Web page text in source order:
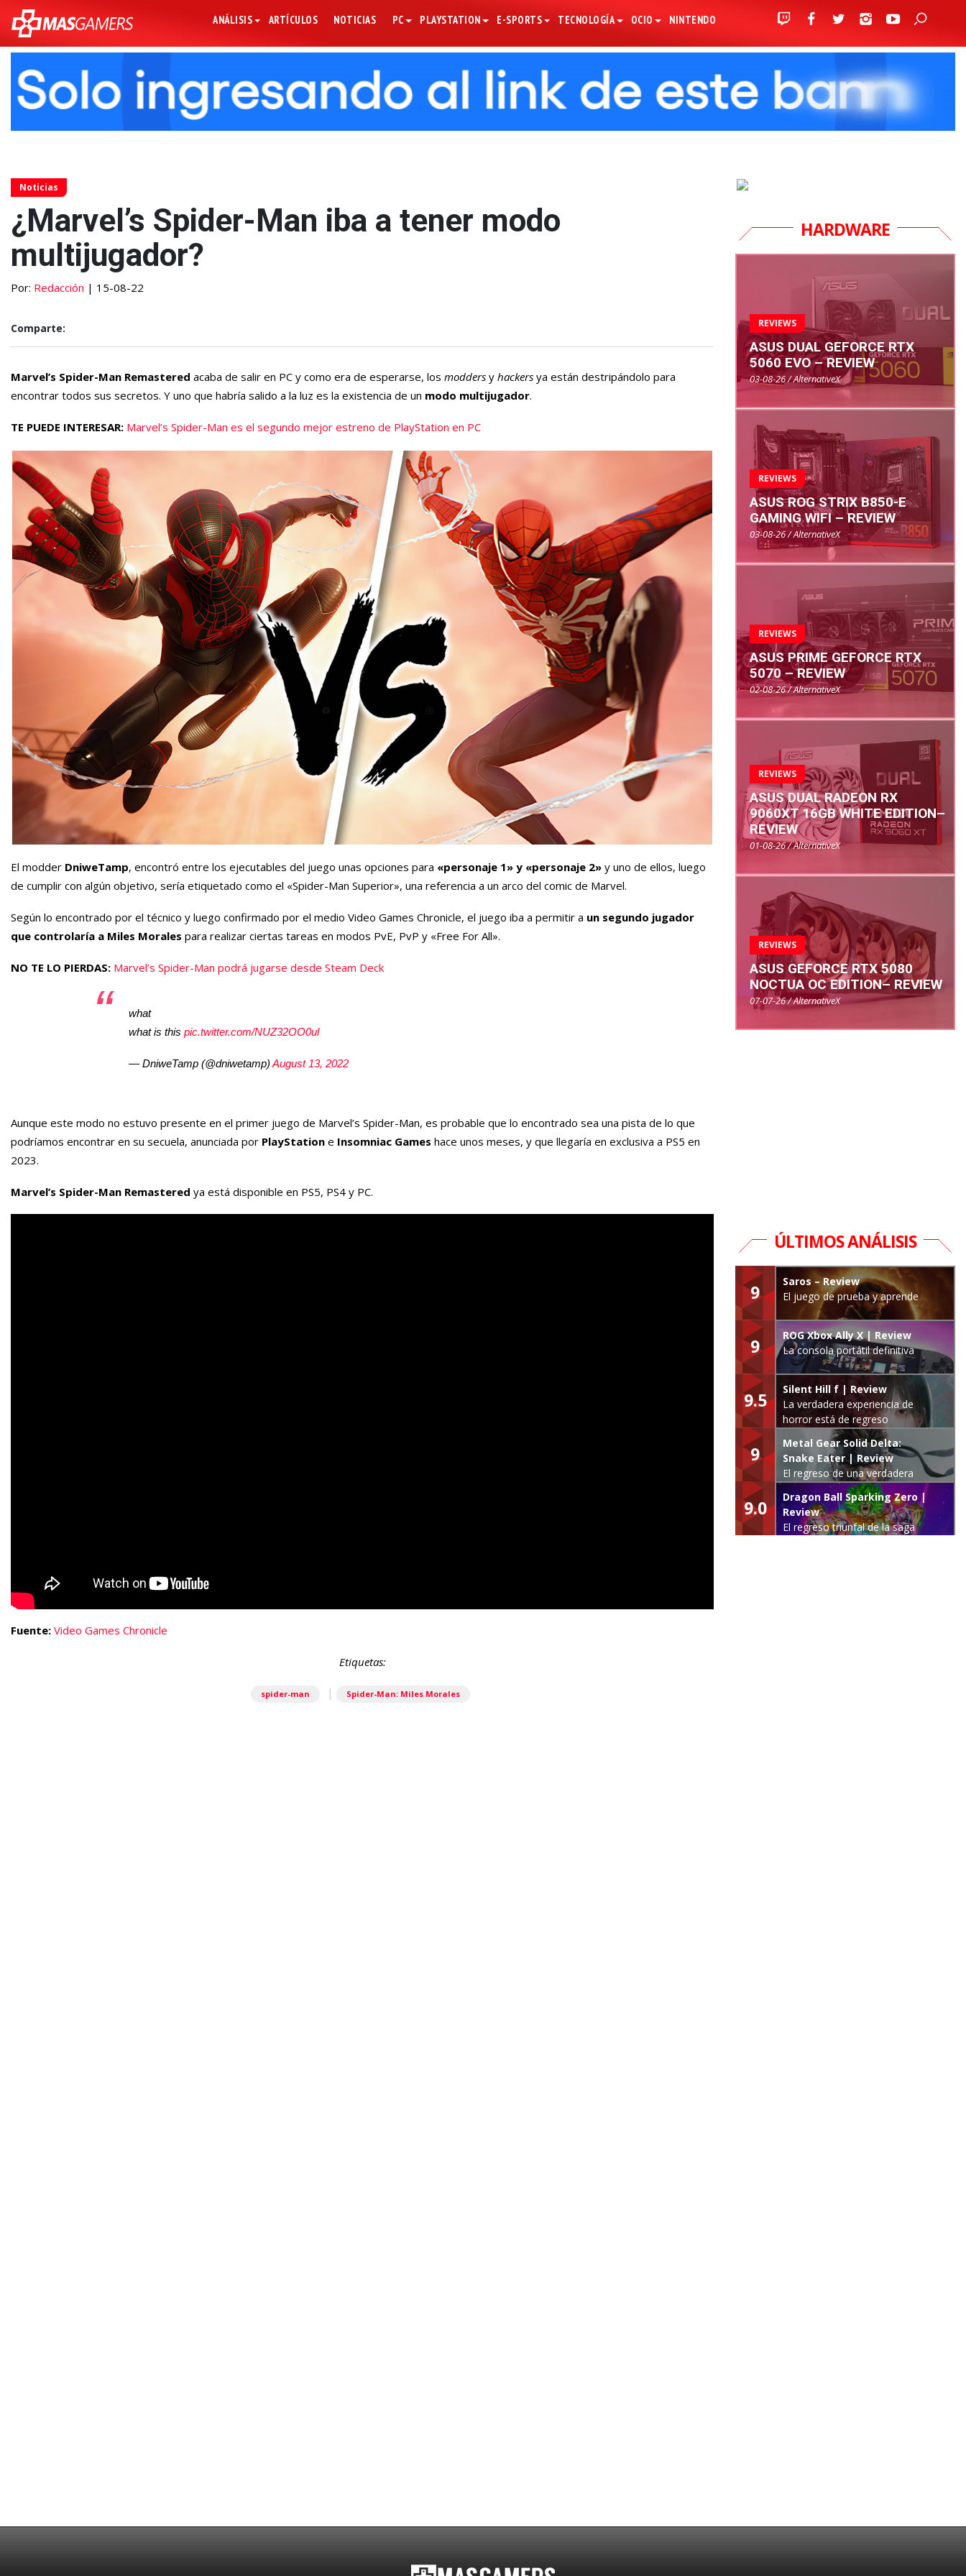
ANÁLISIS ARTÍCULOS NOTICIAS PC PLAYSTATION E-SPORTS TECNOLOGÍA OCIO NINTENDO
Noticias
¿Marvel’s Spider-Man iba a tener modo
multijugador?
Por: Redacción | 15-08-22
Comparte:
Marvel’s Spider-Man Remastered acaba de salir en PC y como era de esperarse, los modders y hackers ya están destripándolo para
encontrar todos sus secretos. Y uno que habría salido a la luz es la existencia de un modo multijugador.
TE PUEDE INTERESAR: Marvel’s Spider-Man es el segundo mejor estreno de PlayStation en PC
El modder DniweTamp, encontró entre los ejecutables del juego unas opciones para «personaje 1» y «personaje 2» y uno de ellos, luego
de cumplir con algún objetivo, sería etiquetado como el «Spider-Man Superior», una referencia a un arco del comic de Marvel.
Según lo encontrado por el técnico y luego confirmado por el medio Video Games Chronicle, el juego iba a permitir a un segundo jugador
que controlaría a Miles Morales para realizar ciertas tareas en modos PvE, PvP y «Free For All».
NO TE LO PIERDAS: Marvel’s Spider-Man podrá jugarse desde Steam Deck
what
what is this pic.twitter.com/NUZ32OO0ul
— DniweTamp (@dniwetamp) August 13, 2022
Aunque este modo no estuvo presente en el primer juego de Marvel’s Spider-Man, es probable que lo encontrado sea una pista de lo que
podríamos encontrar en su secuela, anunciada por PlayStation e Insomniac Games hace unos meses, y que llegaría en exclusiva a PS5 en
2023.
Marvel’s Spider-Man Remastered ya está disponible en PS5, PS4 y PC.
Fuente: Video Games Chronicle
Etiquetas:
spider-man | Spider-Man: Miles Morales
HARDWARE
REVIEWS
ASUS DUAL GEFORCE RTX
5060 EVO – REVIEW
03-08-26 / AlternativeX
REVIEWS
ASUS ROG STRIX B850-E
GAMING WIFI – REVIEW
03-08-26 / AlternativeX
REVIEWS
ASUS PRIME GEFORCE RTX
5070 – REVIEW
02-08-26 / AlternativeX
REVIEWS
ASUS DUAL RADEON RX
9060XT 16GB WHITE EDITION–
REVIEW
01-08-26 / AlternativeX
REVIEWS
ASUS GEFORCE RTX 5080
NOCTUA OC EDITION– REVIEW
07-07-26 / AlternativeX
ÚLTIMOS ANÁLISIS
9
Saros – Review
El juego de prueba y aprende
9
ROG Xbox Ally X | Review
La consola portátil definitiva
9.5
Silent Hill f | Review
La verdadera experiencia de
horror está de regreso
9
Metal Gear Solid Delta:
Snake Eater | Review
El regreso de una verdadera
leyenda
9.0
Dragon Ball Sparking Zero |
Review
El regreso triunfal de la saga